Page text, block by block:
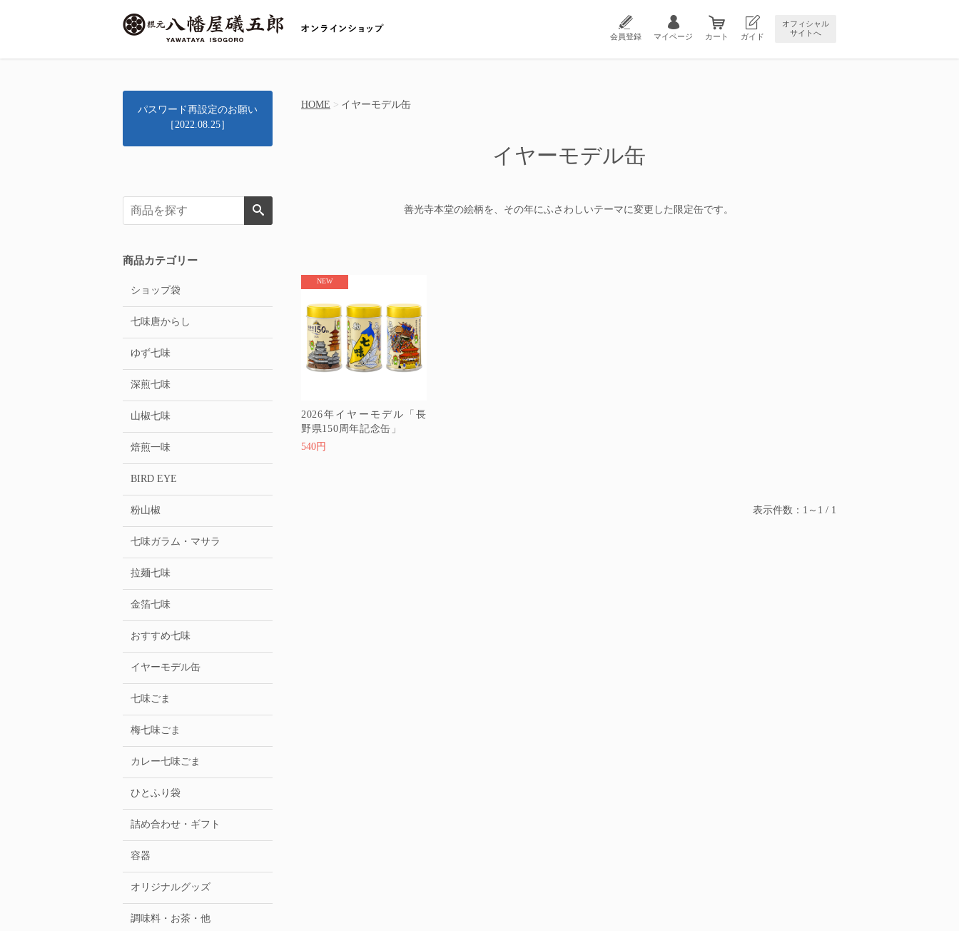
会員登録 マイページ カート ガイド
オフィシャル
サイトへ
HOME イヤーモデル缶
イヤーモデル缶
善光寺本堂の絵柄を、その年にふさわしいテーマに変更した限定缶です。
2026年イヤーモデル「長
野県150周年記念缶」
540円
表示件数：1～1 / 1
パスワード再設定のお願い
［2022.08.25］
商品カテゴリー
ショップ袋
七味唐からし
ゆず七味
深煎七味
山椒七味
焙煎一味
BIRD EYE
粉山椒
七味ガラム・マサラ
拉麺七味
金箔七味
おすすめ七味
イヤーモデル缶
七味ごま
梅七味ごま
カレー七味ごま
ひとふり袋
詰め合わせ・ギフト
容器
オリジナルグッズ
調味料・お茶・他